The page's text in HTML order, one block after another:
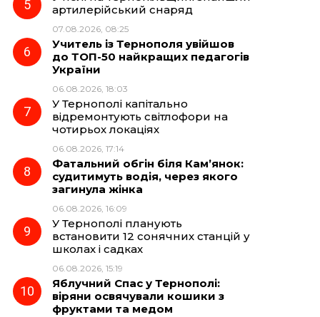
артилерійський снаряд
07.08.2026, 08:25
Учитель із Тернополя увійшов
до ТОП-50 найкращих педагогів
України
06.08.2026, 18:03
У Тернополі капітально
відремонтують світлофори на
чотирьох локаціях
06.08.2026, 17:14
Фатальний обгін біля Кам’янок:
судитимуть водія, через якого
загинула жінка
06.08.2026, 16:09
У Тернополі планують
встановити 12 сонячних станцій у
школах і садках
06.08.2026, 15:19
Яблучний Спас у Тернополі:
віряни освячували кошики з
фруктами та медом